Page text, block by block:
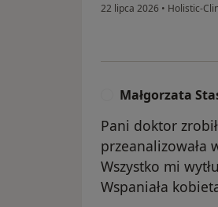
22 lipca 2026 • Holistic-
Małgorzata
Pani doktor
przeanalizowała
Wszystko mi
Wspaniała